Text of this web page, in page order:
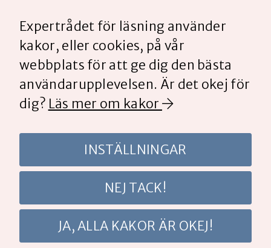
utvalda lärare, förskollärare och forskare,
initierat av
och Sveriges Lärare
Expertrådet för läsning
C/O Lärarstiftelsen, Box 38102, 100 64
Stockholm
Press och kommunikation: Maria Westin
08-737 65 65, maria.westin-
nilsson@lararstiftelsen.se
Personuppgiftspolicy
Expertrådet för läsning använder
kakor, eller cookies, på vår
webbplats för att ge dig den bästa
användarupplevelsen. Är det okej för
dig? Läs mer om kakor
INSTÄLLNINGAR
NEJ TACK!
JA, ALLA KAKOR ÄR OKEJ!